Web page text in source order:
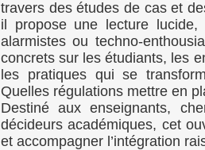
travers des études de cas et
il propose une lecture
alarmistes ou techno-
concrets sur les étudiants, les
les pratiques qui se
Quelles régulations mettre en
Destiné aux enseignants,
décideurs académiques, cet
et accompagner l’intégration